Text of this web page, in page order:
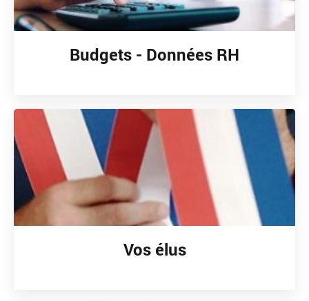
Budgets - Données RH
Vos élus